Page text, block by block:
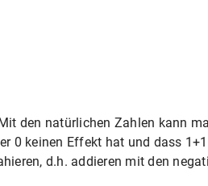
den natürlichen Zahlen kann
0 keinen Effekt hat und dass
d.h. addieren mit den